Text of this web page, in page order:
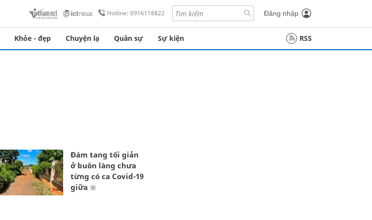
Hotline: 0916118822 Đăng nhập
Khỏe - đẹp Chuyện lạ Quân sự Sự kiện RSS
Đám tang tối giản
ở buôn làng chưa
từng có ca Covid-19
giữa